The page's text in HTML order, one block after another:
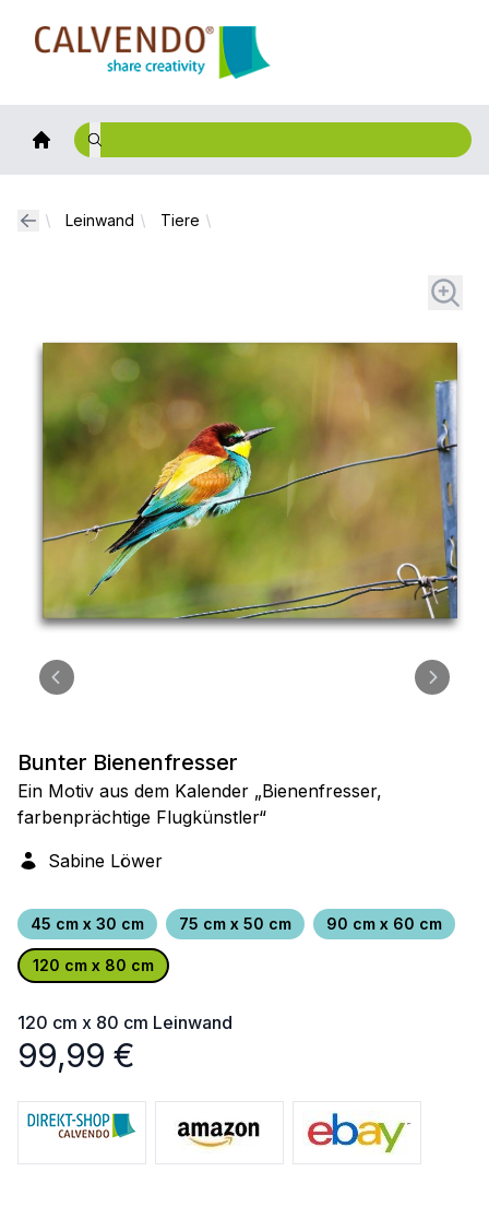
Calvendo
Leinwand Tiere
Bunter Bienenfresser
Ein Motiv aus dem Kalender „Bienenfresser,
farbenprächtige Flugkünstler“
Sabine Löwer
45 cm x 30 cm 75 cm x 50 cm 90 cm x 60 cm
120 cm x 80 cm
120 cm x 80 cm Leinwand
99,99 €